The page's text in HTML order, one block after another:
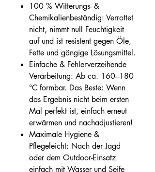
100 % Witterungs- &
Chemikalienbeständig: Verrottet
nicht, nimmt null Feuchtigkeit
auf und ist resistent gegen Öle,
Fette und gängige Lösungsmittel.
Einfache & Fehlerverzeihende
Verarbeitung: Ab ca. 160–180
°C formbar. Das Beste: Wenn
das Ergebnis nicht beim ersten
Mal perfekt ist, einfach erneut
erwärmen und nachadjustieren!
Maximale Hygiene &
Pflegeleicht: Nach der Jagd
oder dem Outdoor-Einsatz
einfach mit Wasser und Seife